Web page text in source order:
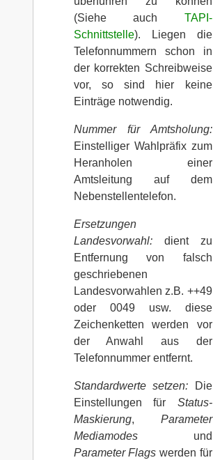
(Siehe auch TAPI-
Schnittstelle). Liegen die
Telefonnummern schon in
der korrekten Schreibweise
vor, so sind hier keine
Einträge notwendig.
Nummer für Amtsholung:
Einstelliger Wahlpräfix zum
Heranholen einer
Amtsleitung auf dem
Nebenstellentelefon.
Ersetzungen
Landesvorwahl:dient zu
Entfernung von falsch
geschriebenen
Landesvorwahlen z.B. ++49
oder 0049 usw. diese
Zeichenketten werden vor
der Anwahl aus der
Telefonnummer entfernt.
Standardwerte setzen: Die
Einstellungen für Status-
Maskierung, Parameter
Mediamodesund
Parameter Flags werden für